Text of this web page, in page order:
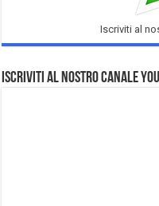
Iscriviti al
Iscriviti al nostro Canale